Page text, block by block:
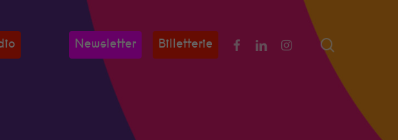
Newsletter Billetterie FacebookLinkedinInstagram